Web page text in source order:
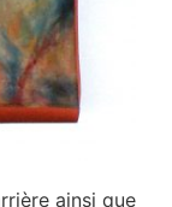
ainsi que